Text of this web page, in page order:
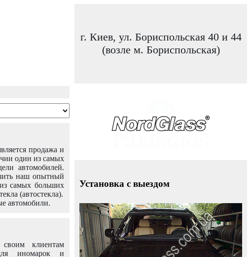
г. Киев, ул. Бориспольская 40 и 44
(возле м. Бориспольская)
продажа и
один из самых
автомобилей.
наш опытный
самых больших
(автостекла).
автомобили.
своим клиентам
для иномарок и
Установка с выездом